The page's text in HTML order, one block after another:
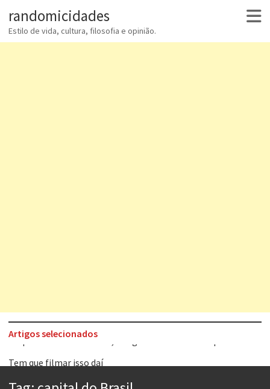
randomicidades
Estilo de vida, cultura, filosofia e opinião.
Artigos selecionados
Tem que filmar isso daí